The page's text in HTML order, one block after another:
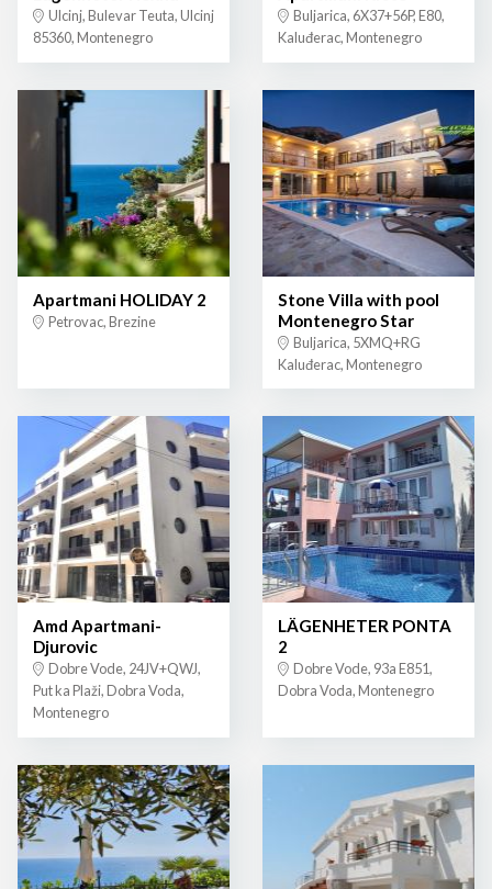
Ulcinj, Bulevar Teuta, Ulcinj
85360, Montenegro
Buljarica, 6X37+56P, E80,
Kaluđerac, Montenegro
Apartmani HOLIDAY 2
Petrovac, Brezine
Stone Villa with pool
Montenegro Star
Buljarica, 5XMQ+RG
Kaluđerac, Montenegro
Amd Apartmani-
Djurovic
Dobre Vode, 24JV+QWJ,
Put ka Plaži, Dobra Voda,
Montenegro
LÄGENHETER PONTA
2
Dobre Vode, 93a E851,
Dobra Voda, Montenegro